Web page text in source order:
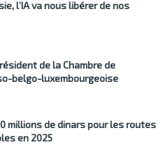
l’IA va nous libérer de nos
de la Chambre de
belgo-luxembourgeoise
millions de dinars pour les routes
en 2025